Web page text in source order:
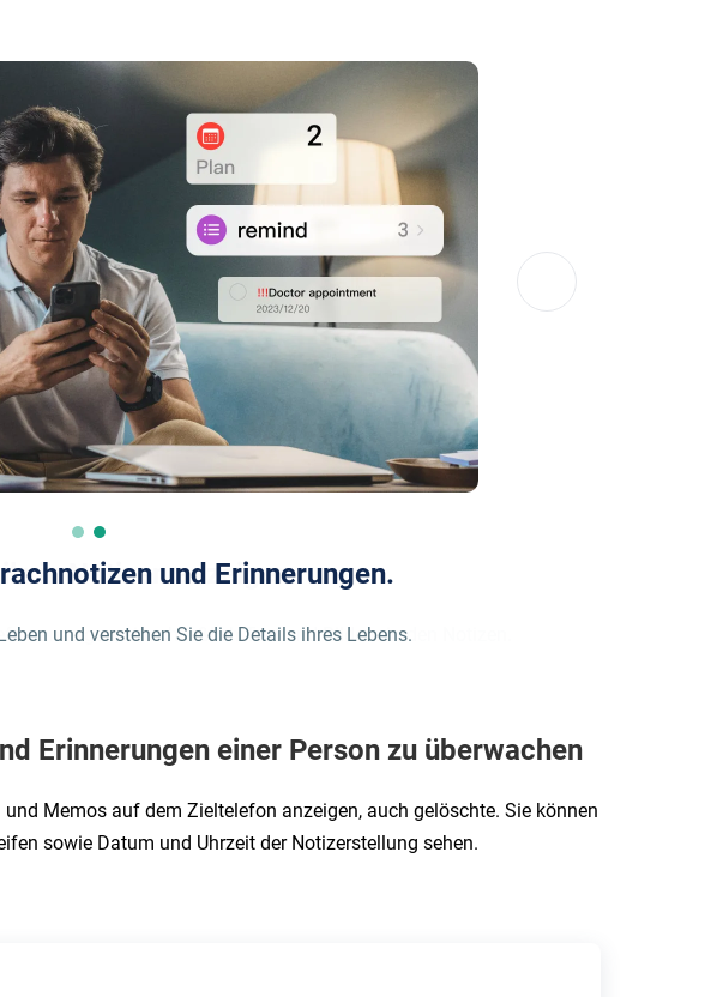
und Erinnerungen.
und verstehen Sie die Details ihres Lebens.
Erinnerungen einer Person zu überwachen
Memos auf dem Zieltelefon anzeigen, auch gelöschte. Sie können
sowie Datum und Uhrzeit der Notizerstellung sehen.